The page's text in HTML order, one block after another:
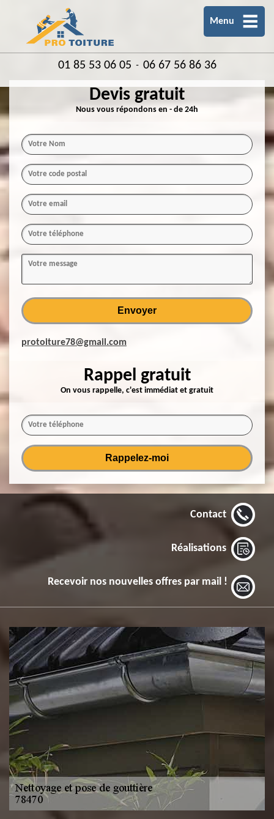
Menu
01 85 53 06 05 - 06 67 56 86 36
Devis gratuit
Nous vous répondons en - de 24h
protoiture78@gmail.com
Rappel gratuit
On vous rappelle, c'est immédiat et gratuit
Contact
Réalisations
Recevoir nos nouvelles offres par mail !